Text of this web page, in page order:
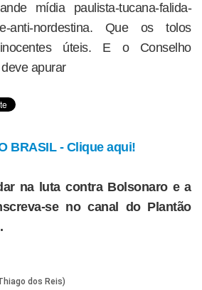
mídia paulista-tucana-falida-
e-anti-nordestina. Que os tolos
úteis. E o Conselho
apurar
BRASIL - Clique aqui!
na luta contra Bolsonaro e a
se no canal do Plantão